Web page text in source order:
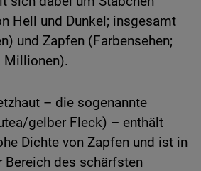
Hell und Dunkel; insgesamt
und Zapfen (Farbensehen;
Millionen).
– die sogenannte
gelber Fleck) – enthält
Dichte von Zapfen und ist in
Bereich des schärfsten